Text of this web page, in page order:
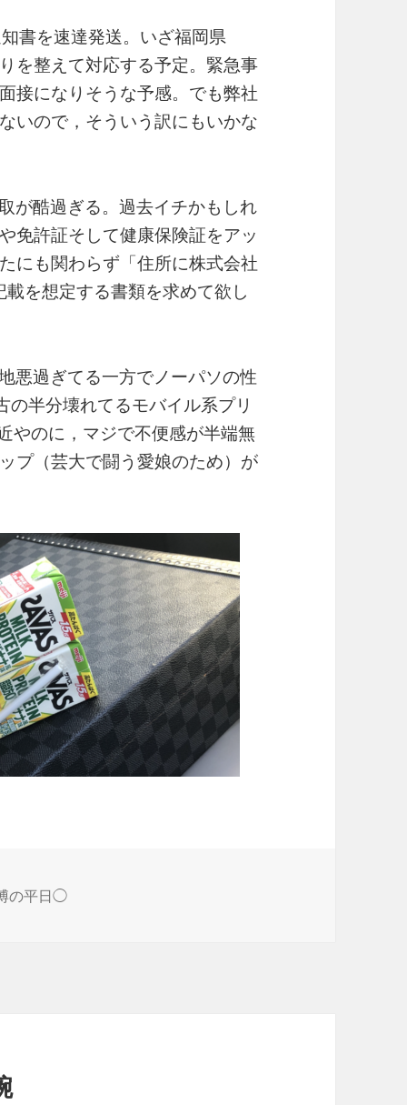
書を速達発送。いざ福岡県
を整えて対応する予定。緊急事
接になりそうな予感。でも弊社
いので，そういう訳にもいかな
が酷過ぎる。過去イチかもしれ
免許証そして健康保険証をアッ
にも関わらず「住所に株式会社
を想定する書類を求めて欲し
悪過ぎてる一方でノーパソの性
半分壊れてるモバイル系プリ
やのに，マジで不便感が半端無
プ（芸大で闘う愛娘のため）が
の平日◯